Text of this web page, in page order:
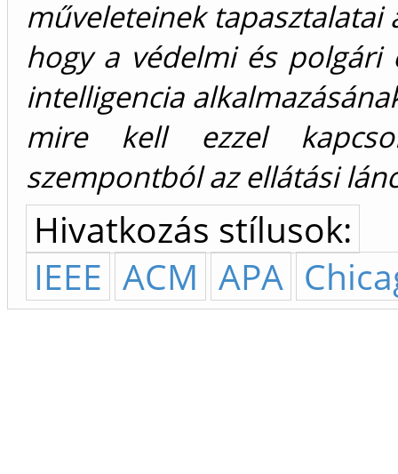
műveleteinek
hogy a védelmi és polgári
intelligencia
mire kell ezzel
szempontból az ellátási
Hivatkozás stílusok:
IEEE ACM APA